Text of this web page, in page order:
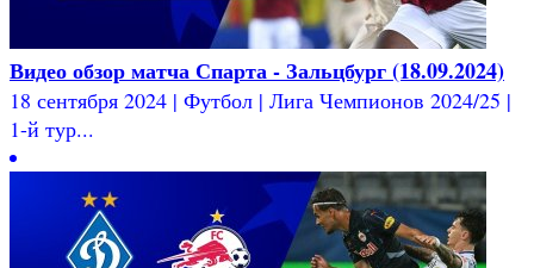
Видео обзор матча Спарта - Зальцбург (18.09.2024)
18 сентября 2024 | Футбол | Лига Чемпионов 2024/25 |
1-й тур...